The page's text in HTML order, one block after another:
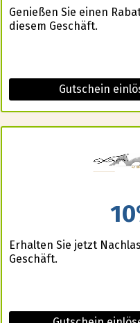
Genießen Sie einen
diesem Geschäft.
Gutschein
Erhalten Sie jetzt
Geschäft.